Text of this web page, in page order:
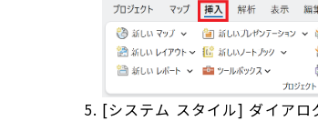
[システム スタイル] ダイアロ